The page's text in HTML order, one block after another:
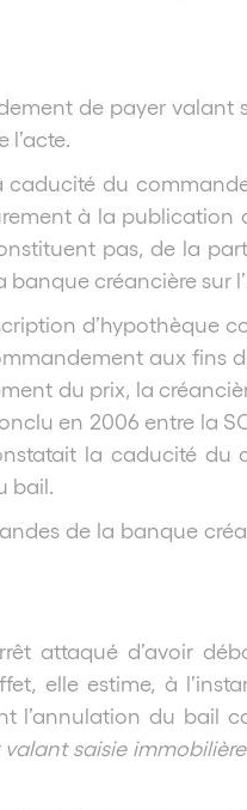
de payer valant
du
à la publication
pas, de la
créancière sur
aux fins
du prix, la
en 2006 entre la
la caducité
bail.
de la banque
attaqué d’avoir
elle estime, à
l’annulation du bail
saisie